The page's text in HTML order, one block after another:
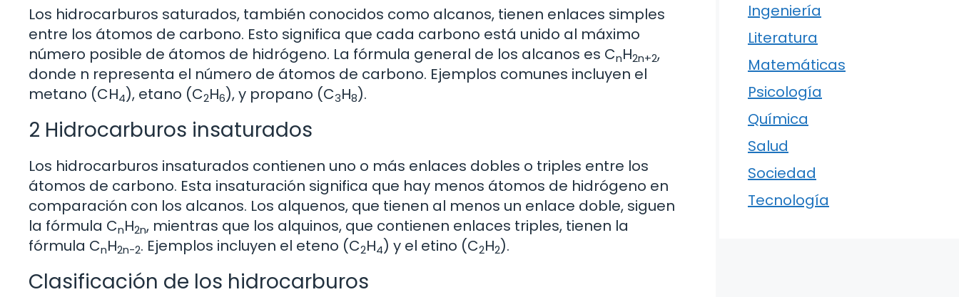
Los hidrocarburos saturados, también conocidos como alcanos, tienen enlaces simples
entre los átomos de carbono. Esto significa que cada carbono está unido al máximo
número posible de átomos de hidrógeno. La fórmula general de los alcanos es CnH2n+2,
donde n representa el número de átomos de carbono. Ejemplos comunes incluyen el
metano (CH4), etano (C2H6), y propano (C3H8).
2 Hidrocarburos insaturados
Los hidrocarburos insaturados contienen uno o más enlaces dobles o triples entre los
átomos de carbono. Esta insaturación significa que hay menos átomos de hidrógeno en
comparación con los alcanos. Los alquenos, que tienen al menos un enlace doble, siguen
la fórmula CnH2n, mientras que los alquinos, que contienen enlaces triples, tienen la
fórmula CnH2n-2. Ejemplos incluyen el eteno (C2H4) y el etino (C2H2).
Clasificación de los hidrocarburos
Ingeniería
Literatura
Matemáticas
Psicología
Química
Salud
Sociedad
Tecnología